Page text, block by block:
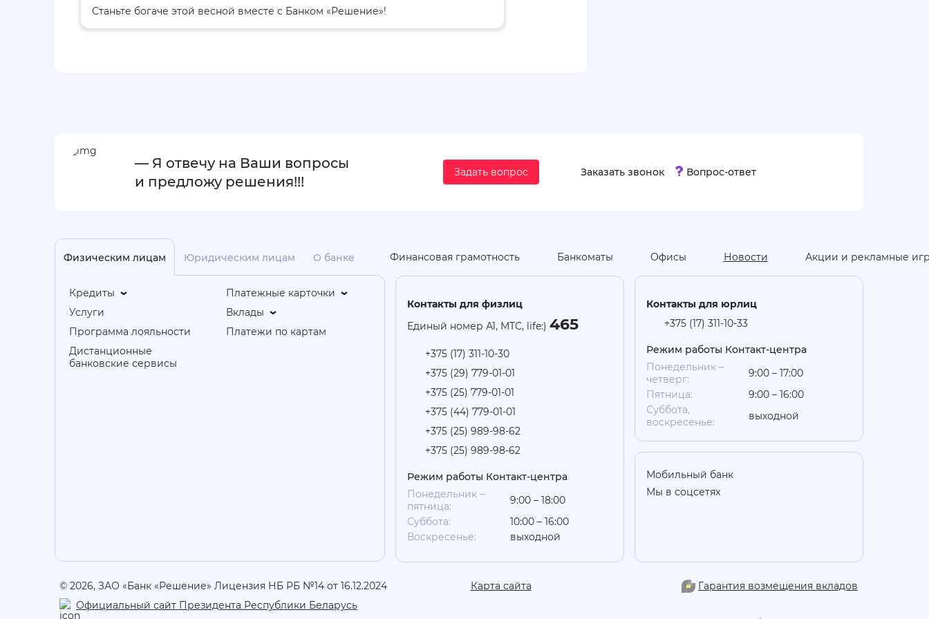
Станьте богаче этой весной вместе с Банком «Решение»!
— Я отвечу на Ваши вопросы
и предложу решения!!!
Задать вопрос Заказать звонок Вопрос-ответ
Физическим лицам Юридическим лицам О банке
Кредиты
Платежные карточки
Услуги
Вклады
Программа лояльности
Платежи по картам
Дистанционные
банковские сервисы
Финансовая грамотность Банкоматы Офисы Новости Акции и рекламные
Контакты для физлиц
Единый номер А1, МТС, life:)465
+375 (17) 311-10-30
+375 (29) 779-01-01
+375 (25) 779-01-01
+375 (44) 779-01-01
+375 (25) 989-98-62
+375 (25) 989-98-62
Режим работы Контакт-центра
Понедельник –
пятница:
9:00 – 18:00
Суббота:
10:00 – 16:00
Воскресенье:
выходной
Контакты для юрлиц
+375 (17) 311-10-33
Режим работы Контакт-центра
Понедельник –
четверг:
9:00 – 17:00
Пятница:
9:00 – 16:00
Суббота,
воскресенье:
выходной
Мобильный банк
Мы в соцсетях
© 2026, ЗАО «Банк «Решение» Лицензия НБ РБ №14 от 16.12.2024 Карта сайта
Гарантия возмещения вкладов
Официальный сайт Президента Республики Беларусь